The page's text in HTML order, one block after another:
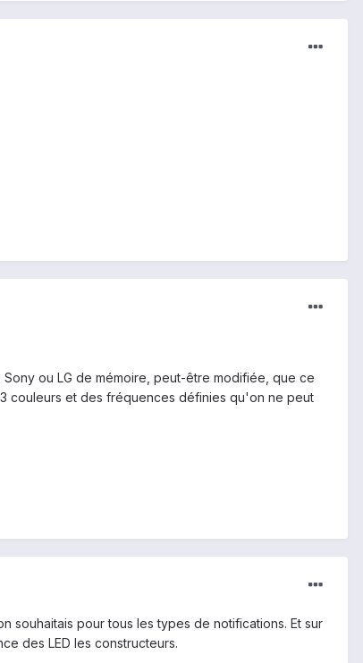
ou LG de mémoire, peut-être modifiée, que ce
couleurs et des fréquences définies qu'on ne peut
souhaitais pour tous les types de notifications. Et sur
des LED les constructeurs.